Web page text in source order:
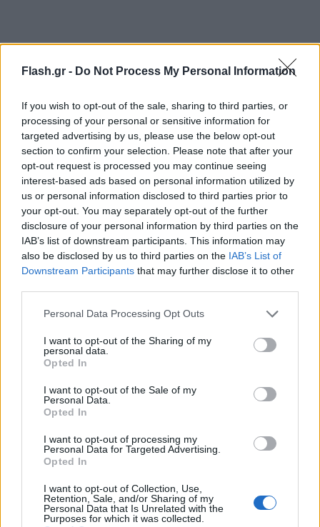
Flash.gr - Do Not Process My Personal Information
If you wish to opt-out of the sale, sharing to third parties, or
processing of your personal or sensitive information for
targeted advertising by us, please use the below opt-out
section to confirm your selection. Please note that after your
opt-out request is processed you may continue seeing
interest-based ads based on personal information utilized by
us or personal information disclosed to third parties prior to
your opt-out. You may separately opt-out of the further
disclosure of your personal information by third parties on the
IAB’s list of downstream participants. This information may
also be disclosed by us to third parties on the IAB’s List of
Downstream Participants that may further disclose it to other
Please note that this website/app uses one or more Google
not limited to your visit or usage behaviour. You may click to
grant or deny consent to Google and its third-party tags to
use your data for below specified purposes in below Google
consent section.
Personal Data Processing Opt Outs
I want to opt-out of the Sharing of my
personal data.
Opted In
I want to opt-out of the Sale of my
Personal Data.
Opted In
I want to opt-out of processing my
Personal Data for Targeted Advertising.
Opted In
I want to opt-out of Collection, Use,
Retention, Sale, and/or Sharing of my
Personal Data that Is Unrelated with the
Purposes for which it was collected.
Κάνε κλικ και δες περισσότερο